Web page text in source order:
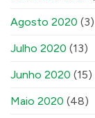
Agosto 2020 (3)
Julho 2020 (13)
Junho 2020 (15)
Maio 2020 (48)